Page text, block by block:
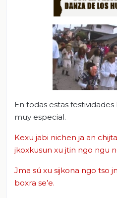
En todas estas
muy especial.
Kexu jabi nichen ja an
jkoxkusun xu jtin ngo ngu
Jma sú xu sijkona ngo tso
boxra se’e.